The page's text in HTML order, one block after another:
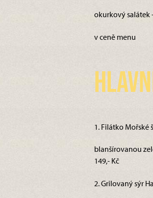
okurkový salátek
v ceně menu
1. Filátko Mořské
blanšírovanou
149,- Kč
2. Grilovaný sýr